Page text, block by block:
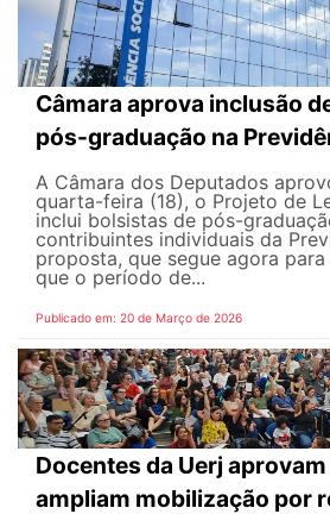
Câmara aprova inclusão
pós-graduação na
A Câmara dos Deputados
quarta-feira (18), o Projeto de
inclui bolsistas de pós-
contribuintes individuais da
proposta, que segue agora
que o período de...
Publicado em: 20 de Março de 2026
Docentes da Uerj
ampliam mobilização por